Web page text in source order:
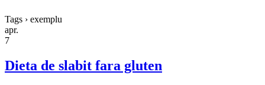
Tags › exemplu
apr.
7
Dieta de slabit fara gluten